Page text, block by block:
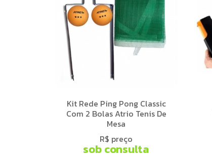
Kit Rede Ping Pong Classic
Com 2 Bolas Atrio Tenis De
Mesa
R$ preço
sob consulta